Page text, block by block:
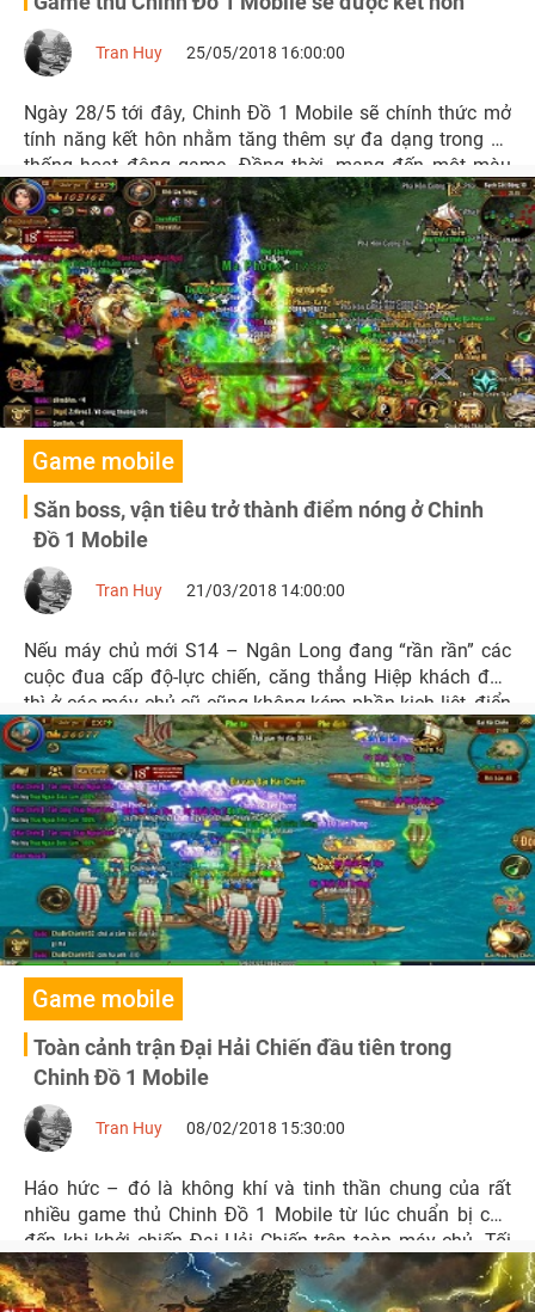
Game thủ Chinh Đồ 1 Mobile sẽ được kết hôn
Ngày 28/5 tới đây, Chinh Đồ 1 Mobile sẽ chính thức mở
tính năng kết hôn nhằm tăng thêm sự đa dạng trong hệ
thống hoạt động game. Đồng thời, mang đến một màu
sắc mới lạ cho game cũng như cộng đồng game thủ.
Game mobile
Săn boss, vận tiêu trở thành điểm nóng ở Chinh
Đồ 1 Mobile
Nếu máy chủ mới S14 – Ngân Long đang “rần rần” các
cuộc đua cấp độ-lực chiến, căng thẳng Hiệp khách đảo
thì ở các máy chủ cũ cũng không kém phần kịch liệt, điển
hình ở S1 – Hỏa Long và S13 – Thần Long có thể xem
đang trong tình trạng rực rửa săn boss, vận tiêu.
Game mobile
Toàn cảnh trận Đại Hải Chiến đầu tiên trong
Chinh Đồ 1 Mobile
Háo hức – đó là không khí và tinh thần chung của rất
nhiều game thủ Chinh Đồ 1 Mobile từ lúc chuẩn bị cho
đến khi khởi chiến Đại Hải Chiến trên toàn máy chủ. Tối
Chủ nhật hôm ấy thực sự đã khiến game thủ của tựa